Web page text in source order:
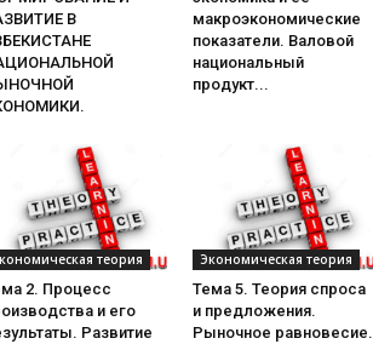
В
макроэкономические
показатели. Валовой
национальный
продукт...
теория
2. Процесс
и его
Развитие
Экономическая теория
Тема 5. Теория спроса
и предложения.
Рыночное равновесие.